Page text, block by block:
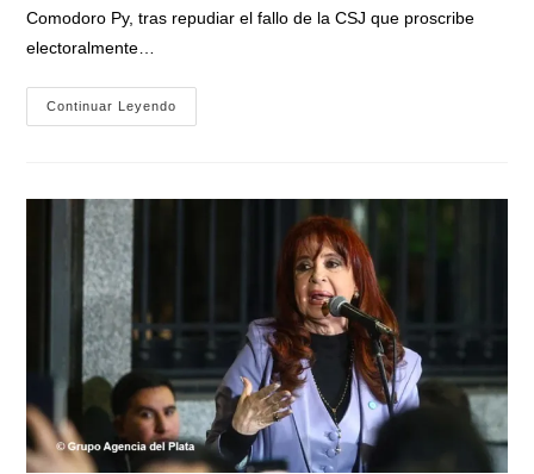
Comodoro Py, tras repudiar el fallo de la CSJ que proscribe
electoralmente…
Continuar Leyendo
De
«De
Ushuaia
A
La
Quiaca:
Argentina
Con
Cristina»